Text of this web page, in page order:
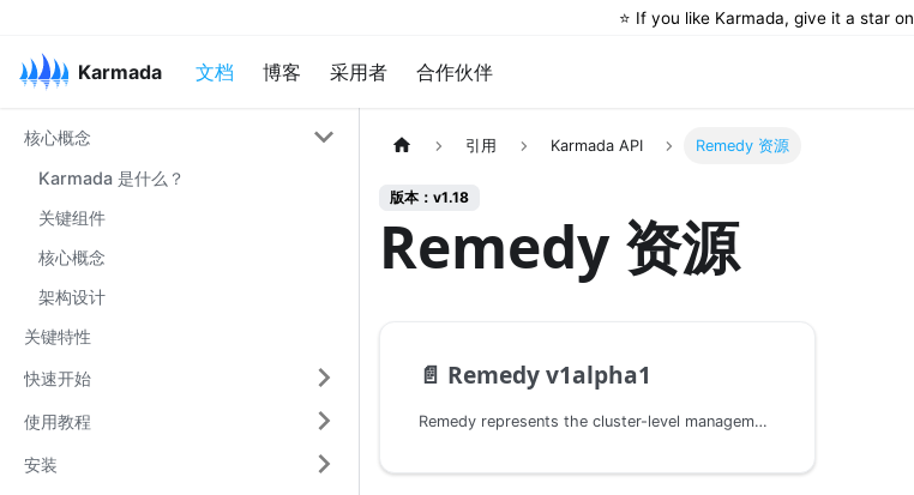
⭐️ If you like Karmada, give it a star on
Karmada 文档 博客 采用者 合作伙伴
核心概念
Karmada 是什么？
关键组件
核心概念
架构设计
关键特性
快速开始
使用教程
安装
引用 Karmada API Remedy 资源
版本：v1.18
Remedy 资源
📄️ Remedy v1alpha1
Remedy represents the cluster-level management strategies based on cluster conditions.